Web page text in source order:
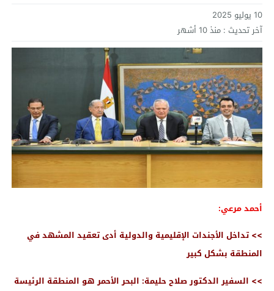
10 يوليو 2025
آخر تحديث : منذ 10 أشهر
أحمد مرعي:
>> تداخل الأجندات الإقليمية والدولية أدى تعقيد المشهد في
المنطقة بشكل كبير
>> السفير الدكتور صلاح حليمة: البحر الأحمر هو المنطقة الرئيسة